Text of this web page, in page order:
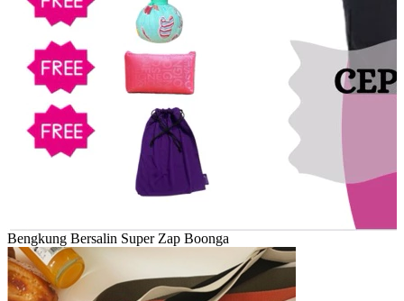
Bengkung Bersalin Super Zap Boonga